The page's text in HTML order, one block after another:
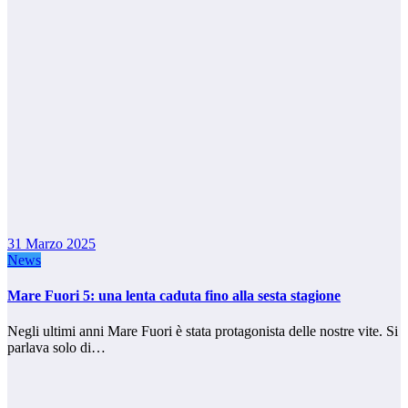
31 Marzo 2025
News
Mare Fuori 5: una lenta caduta fino alla sesta stagione
Negli ultimi anni Mare Fuori è stata protagonista delle nostre vite. Si
parlava solo di…